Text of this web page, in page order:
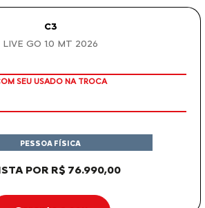
POR R$ 95.690,00
PESSOA FÍSICA
Garanta o seu
SHINE TURBO 200 AT 2026